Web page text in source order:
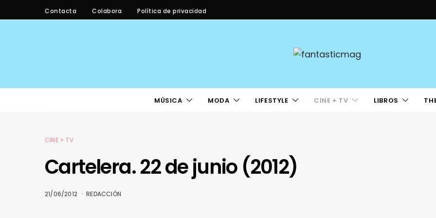
Contacta Colabora Política de privacidad
MÚSICA MODA LIFESTYLE CINE + TV LIBROS
CINE + TV
Cartelera. 22 de junio (2012)
21/06/2012 REDACCIÓN